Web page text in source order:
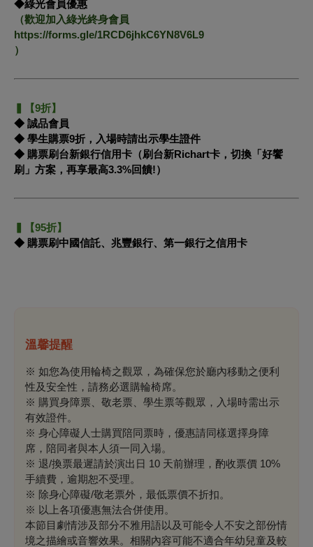
◆綠光會員優惠
（歡迎加入綠光終身會員
https://forms.gle/1RCD6jhkC6YN8V6L9
）
▍【9折】
◆ 誠品會員
◆ 學生購票9折，入場時請出示學生證件
◆ 購票刷台新銀行信用卡（刷台新Richart卡，切換「好饗
刷」方案，再享最高3.3%回饋!）
▍【95折】
◆ 購票刷中國信託、兆豐銀行、第一銀行之信用卡
溫馨提醒
※ 如您為使用輪椅之觀眾，為確保您於廳內移動之便利
性及安全性，請務必選購輪椅席。
※ 購買身障票、敬老票、學生票等觀眾，入場時需出示
有效證件。
※ 身心障礙人士購買陪同票時，優惠請同樣選擇身障
席，陪同者與本人須一同入場。
※ 退/換票最遲請於演出日 10 天前辦理，酌收票價 10%
手續費，逾期恕不受理。
※ 除身心障礙/敬老票外，最低票價不折扣。
※ 以上各項優惠無法合併使用。
本節目劇情涉及部分不雅用語以及可能令人不安之部份情
境之描繪或音響效果。相關內容可能不適合年幼兒童及較